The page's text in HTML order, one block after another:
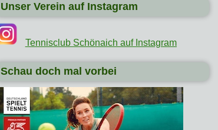
Unser Verein auf Instagram
Tennisclub Schönaich auf Instagram
Schau doch mal vorbei